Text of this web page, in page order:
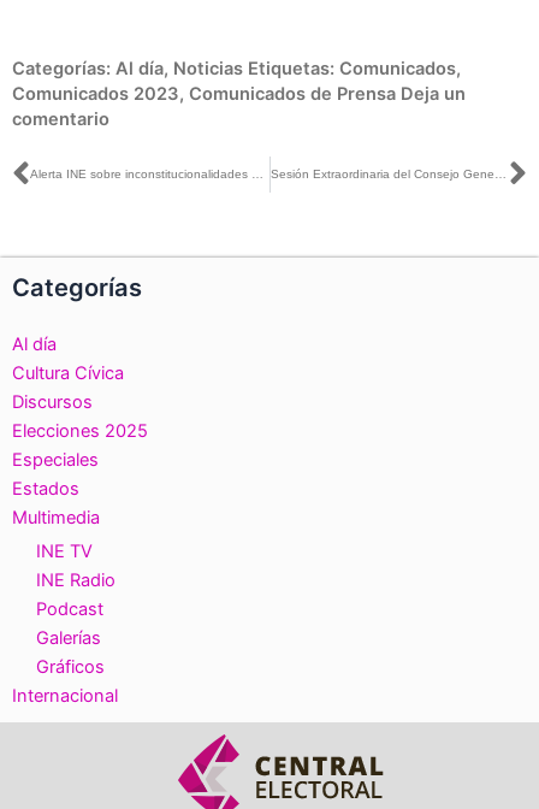
Categorías: Al día, Noticias Etiquetas: Comunicados,
Comunicados 2023, Comunicados de Prensa Deja un
comentario
Ant
Categorías
Al día
Cultura Cívica
Discursos
Elecciones 2025
Especiales
Estados
Multimedia
INE TV
INE Radio
Podcast
Galerías
Gráficos
Internacional